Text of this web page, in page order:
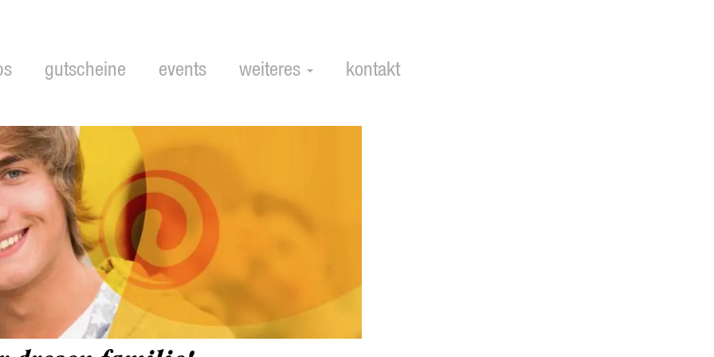
gutscheine events weiteres kontakt